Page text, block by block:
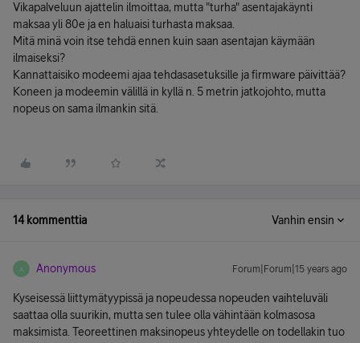
Vikapalveluun ajattelin ilmoittaa, mutta "turha" asentajakäynti
maksaa yli 80e ja en haluaisi turhasta maksaa.
Mitä minä voin itse tehdä ennen kuin saan asentajan käymään
ilmaiseksi?
Kannattaisiko modeemi ajaa tehdasasetuksille ja firmware päivittää?
Koneen ja modeemin välillä in kyllä n. 5 metrin jatkojohto, mutta
nopeus on sama ilmankin sitä.
14 kommenttia Vanhin ensin
A Anonymous Forum|Forum|15 years ago
Kyseisessä liittymätyypissä ja nopeudessa nopeuden vaihteluväli
saattaa olla suurikin, mutta sen tulee olla vähintään kolmasosa
maksimista. Teoreettinen maksinopeus yhteydelle on todellakin tuo